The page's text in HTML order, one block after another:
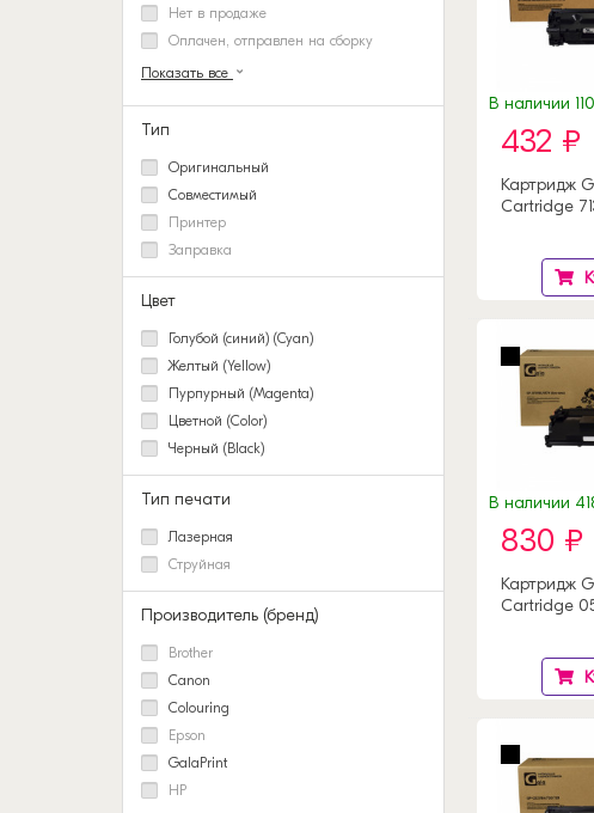
Нет в продаже
Оплачен, отправлен на сборку
Показать все
Тип
Оригинальный
Совместимый
Принтер
Заправка
Цвет
Голубой (синий) (Cyan)
Желтый (Yellow)
Пурпурный (Magenta)
Цветной (Color)
Черный (Black)
Тип печати
Лазерная
Струйная
Производитель (бренд)
Brother
Canon
Colouring
Epson
GalaPrint
HP
В наличии
432 ₽
Картридж
Cartridge
В наличии
830 ₽
Картридж
Cartridge